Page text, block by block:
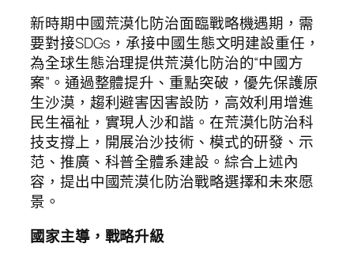
新時期中國荒漠化防治面臨戰略機遇期，需
要對接SDGs，承接中國生態文明建設重任，
為全球生態治理提供荒漠化防治的“中國方
案”。通過整體提升、重點突破，優先保護原
生沙漠，趨利避害因害設防，高效利用增進
民生福祉，實現人沙和諧。在荒漠化防治科
技支撐上，開展治沙技術、模式的研發、示
范、推廣、科普全體系建設。綜合上述內
容，提出中國荒漠化防治戰略選擇和未來愿
景。
國家主導，戰略升級